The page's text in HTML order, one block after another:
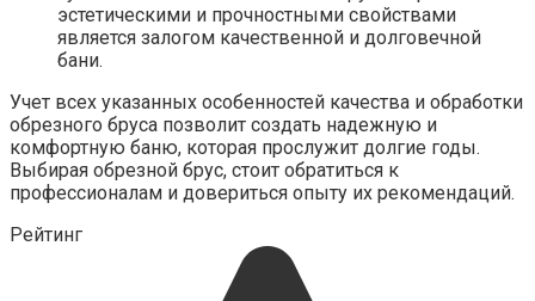
эстетическими и прочностными свойствами
является залогом качественной и долговечной
бани.
Учет всех указанных особенностей качества и обработки
обрезного бруса позволит создать надежную и
комфортную баню, которая прослужит долгие годы.
Выбирая обрезной брус, стоит обратиться к
профессионалам и довериться опыту их рекомендаций.
Рейтинг